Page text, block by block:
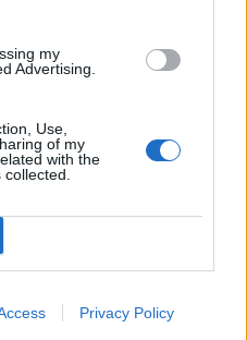
my
Advertising.
Use,
of my
with the
Privacy Policy
az adott veszélyes időjárási